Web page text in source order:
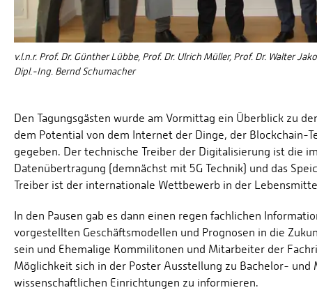
v.l.n.r. Prof. Dr. Günther Lübbe, Prof. Dr. Ulrich Müller, Prof. Dr. Walter
Dipl.-Ing. Bernd Schumacher
Den Tagungsgästen wurde am Vormittag ein Überblick zu
dem Potential von dem Internet der Dinge, der Blockchain-
gegeben. Der technische Treiber der Digitalisierung ist die
Datenübertragung (demnächst mit 5G Technik) und das
Treiber ist der internationale Wettbewerb in der
In den Pausen gab es dann einen regen fachlichen
vorgestellten Geschäftsmodellen und Prognosen in die
sein und Ehemalige Kommilitonen und Mitarbeiter der
Möglichkeit sich in der Poster Ausstellung zu Bachelor-
wissenschaftlichen Einrichtungen zu informieren.